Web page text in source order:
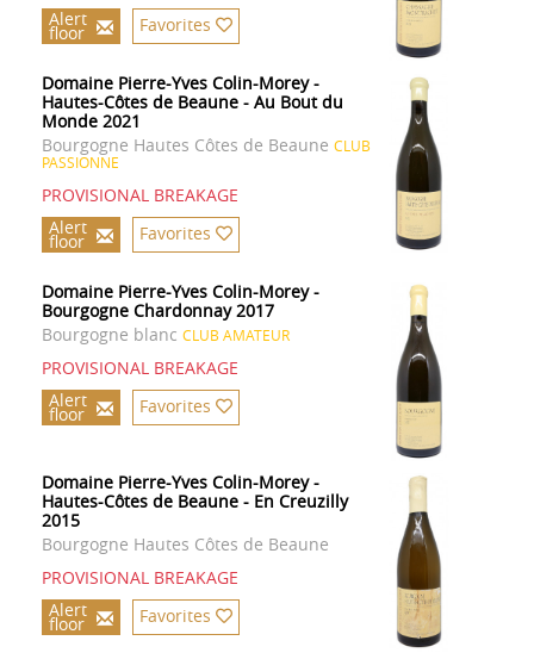
Alert
floor Favorites
Domaine Pierre-Yves Colin-Morey -
Hautes-Côtes de Beaune - Au Bout du
Monde 2021
Bourgogne Hautes Côtes de Beaune CLUB
PASSIONNE
PROVISIONAL BREAKAGE
Alert
floor Favorites
Domaine Pierre-Yves Colin-Morey -
Bourgogne Chardonnay 2017
Bourgogne blanc CLUB AMATEUR
PROVISIONAL BREAKAGE
Alert
floor Favorites
Domaine Pierre-Yves Colin-Morey -
Hautes-Côtes de Beaune - En Creuzilly
2015
Bourgogne Hautes Côtes de Beaune
PROVISIONAL BREAKAGE
Alert
floor Favorites